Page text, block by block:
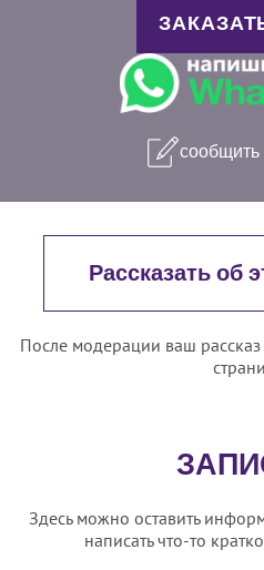
Рассказать об
После модерации ваш
Здесь можно оставить
написать что-то